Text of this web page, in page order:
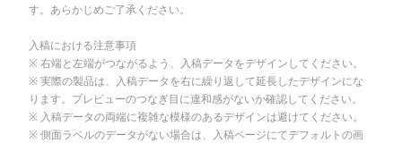
す。あらかじめご了承ください。
入稿における注意事項
右端と左端がつながるよう、入稿データをデザインしてください。
実際の製品は、入稿データを右に繰り返して延長したデザインにな
ります。プレビューのつなぎ目に違和感がないか確認してください。
入稿データの両端に複雑な模様のあるデザインは避けてください。
側面ラベルのデータがない場合は、入稿ページにてデフォルトの画